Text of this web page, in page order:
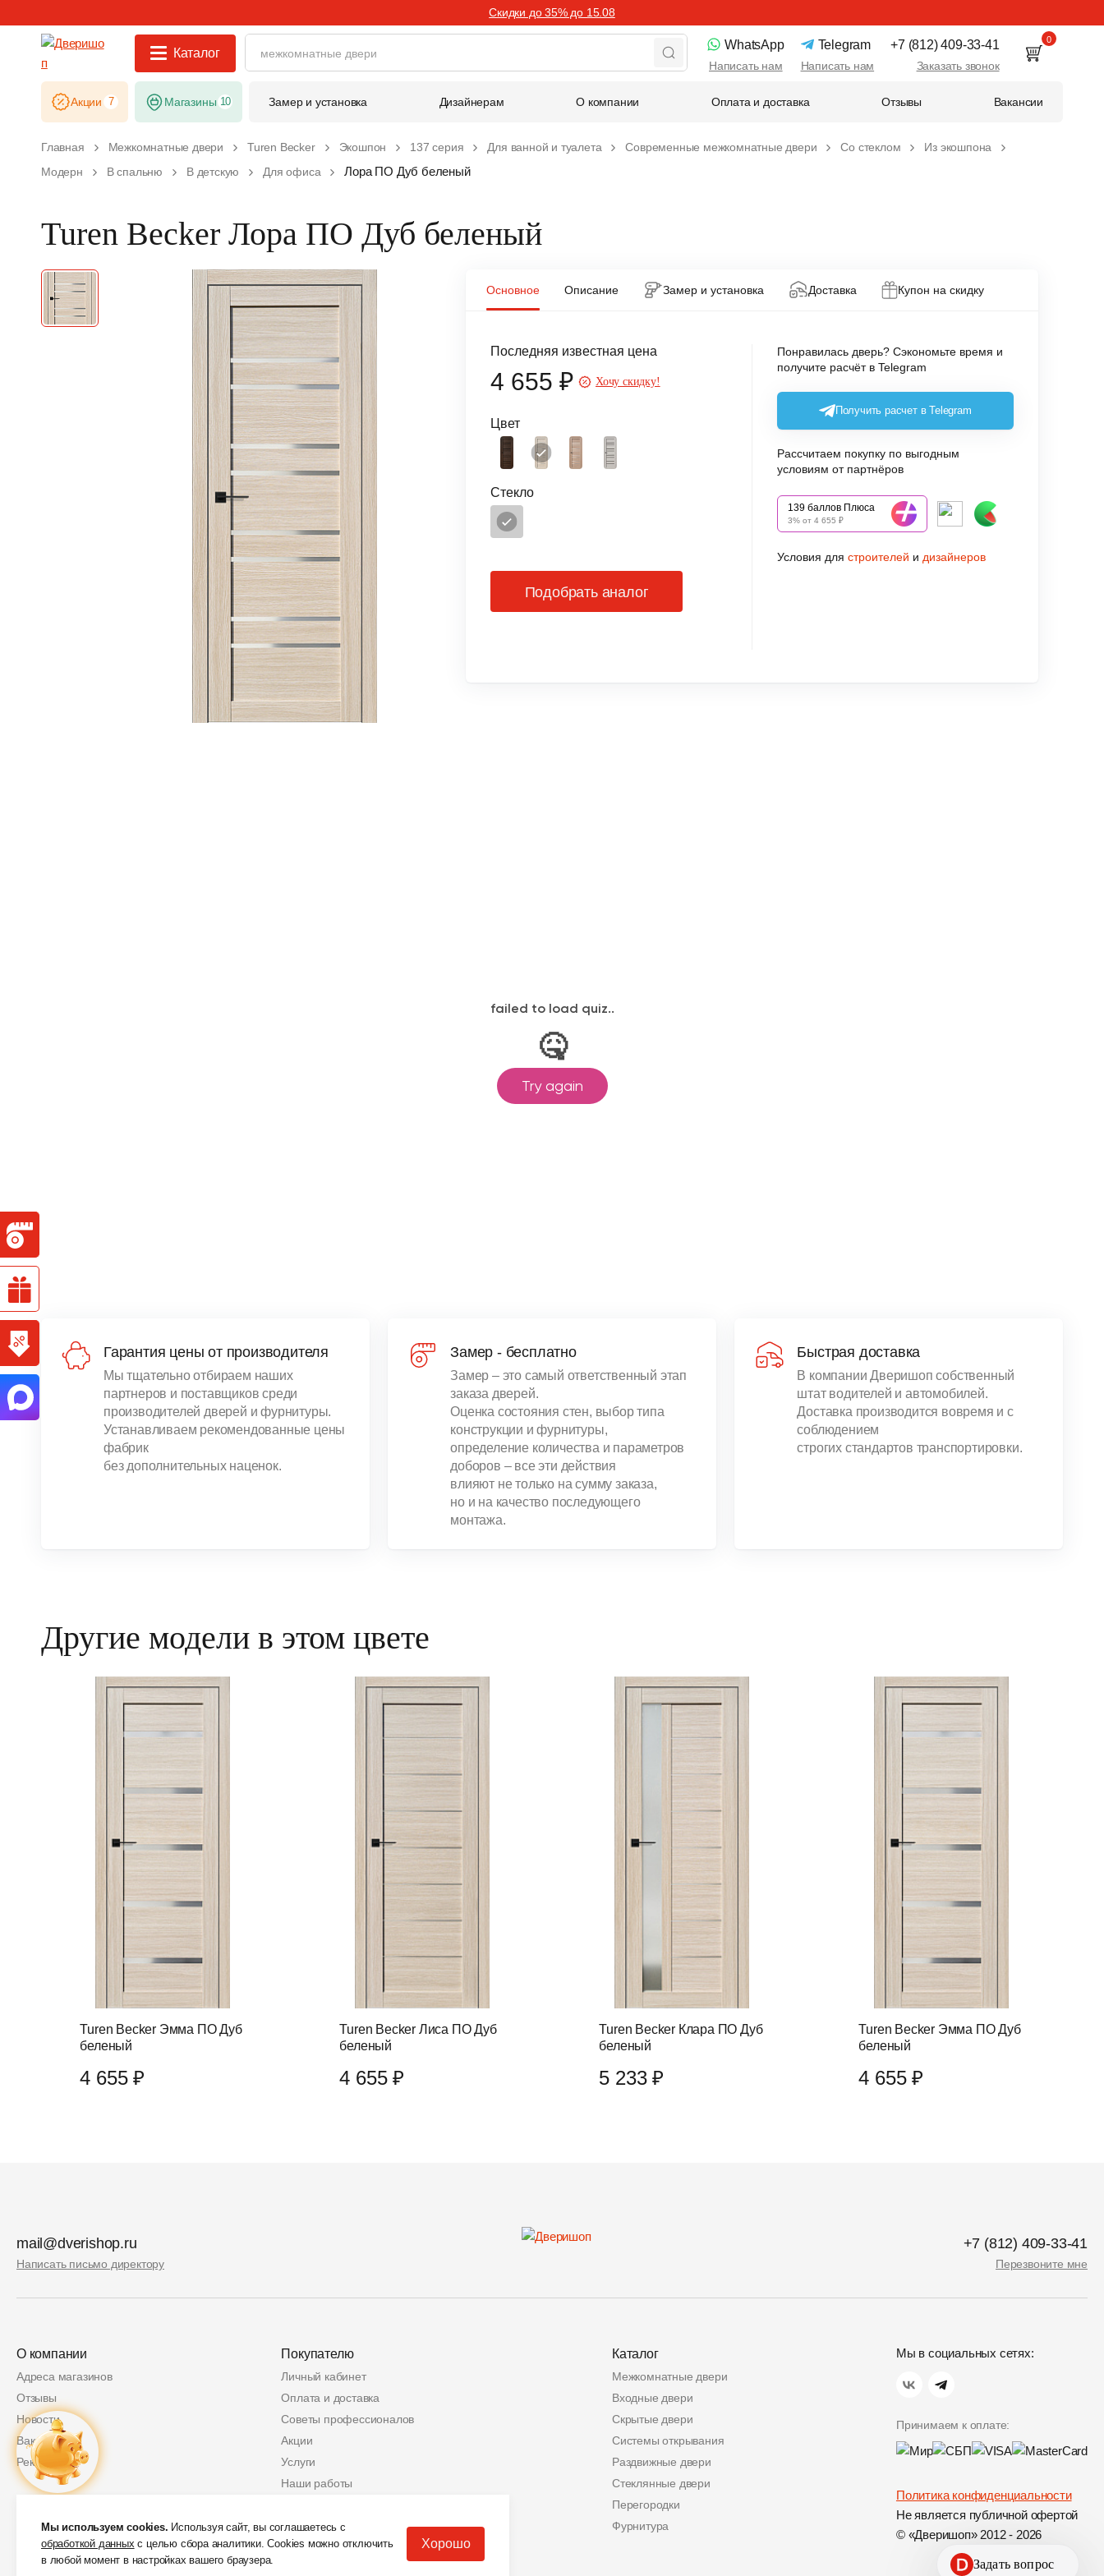
Скидки до 35% до 15.08
Каталог
WhatsApp
Написать нам
Telegram
Написать нам
+7 (812) 409-33-41
Заказать звонок
0
Акции 7 Магазины 10 Замер и установка Дизайнерам О компании Оплата и доставка Отзывы Вакансии
Главная Межкомнатные двери Turen Becker Экошпон 137 серия Для ванной и туалета Современные межкомнатные двери Со стеклом
Из экошпона
Модерн
В спальню В детскую Для офиса Лора ПО Дуб беленый
Turen Becker Лора ПО Дуб беленый
Основное Описание Замер и установка Доставка Купон на скидку
Цвет
Стекло
Последняя известная цена
4 655 ₽ Хочу скидку!
Подобрать аналог
Понравилась дверь? Сэкономьте время и
получите расчёт в Telegram
Получить расчет в Telegram
Рассчитаем покупку по выгодным
условиям от партнёров
139 баллов Плюса
3% от 4 655 ₽
Условия для строителей и дизайнеров
Гарантия цены от производителя
Мы тщательно отбираем наших
партнеров и поставщиков среди
производителей дверей и фурнитуры.
Устанавливаем рекомендованные цены
фабрик
без дополнительных наценок.
Замер - бесплатно
Замер – это самый ответственный этап
заказа дверей.
Оценка состояния стен, выбор типа
конструкции и фурнитуры,
определение количества и параметров
доборов – все эти действия
влияют не только на сумму заказа,
но и на качество последующего
монтажа.
Быстрая доставка
В компании Дверишоп собственный
штат водителей и автомобилей.
Доставка производится вовремя и с
соблюдением
строгих стандартов транспортировки.
Другие модели в этом цвете
Turen Becker Эмма ПО Дуб
беленый
4 655 ₽
Turen Becker Лиса ПО Дуб
беленый
4 655 ₽
Turen Becker Клара ПО Дуб
беленый
5 233 ₽
Turen Becker Эмма ПО Дуб
беленый
4 655 ₽
mail@dverishop.ru
Написать письмо директору
+7 (812) 409-33-41
Перезвоните мне
О компании
Адреса магазинов
Отзывы
Новости
Вакансии
Реквизиты
Покупателю
Личный кабинет
Оплата и доставка
Советы профессионалов
Акции
Услуги
Наши работы
Защита персональных данных
Скидки от партнеров
Каталог
Межкомнатные двери
Входные двери
Скрытые двери
Системы открывания
Раздвижные двери
Стеклянные двери
Перегородки
Фурнитура
Мы в социальных сетях:
Принимаем к оплате:
Политика конфиденциальности
Не является публичной офертой
© «Дверишоп» 2012 - 2026
2 000 руб.
Мы используем cookies. Используя сайт, вы соглашаетесь с
обработкой данных с целью сбора аналитики. Cookies можно отключить
в любой момент в настройках вашего браузера.
Хорошо